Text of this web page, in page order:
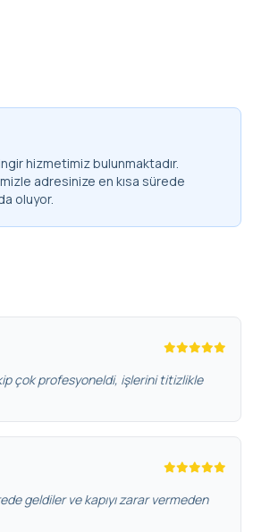
hizmetimiz bulunmaktadır.
adresinize en kısa sürede
oluyor.
çok profesyoneldi, işlerini titizlikle
geldiler ve kapıyı zarar vermeden